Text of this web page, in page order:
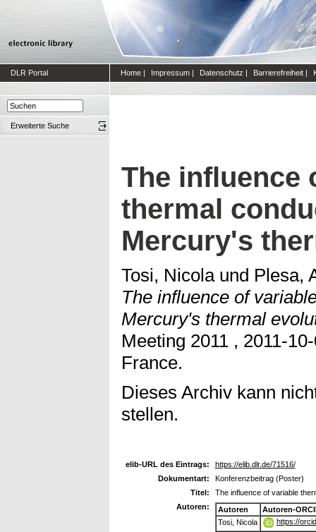
DLR Portal Home | Impressum | Datenschutz | Barrierefreiheit |
Erweiterte Suche
The influence
thermal
Mercury's
Tosi, Nicolaund Plesa,
The influence of
Mercury's thermal
Meeting 2011 , 2011-
France.
Dieses Archiv kann
stellen.
elib-URL des Eintrags:
https://elib.dlr.de/71516/
Dokumentart:
Konferenzbeitrag (Poster)
Titel:
The influence of variable
Autoren:
Autoren
Autoren-
Tosi, Nicola
https://